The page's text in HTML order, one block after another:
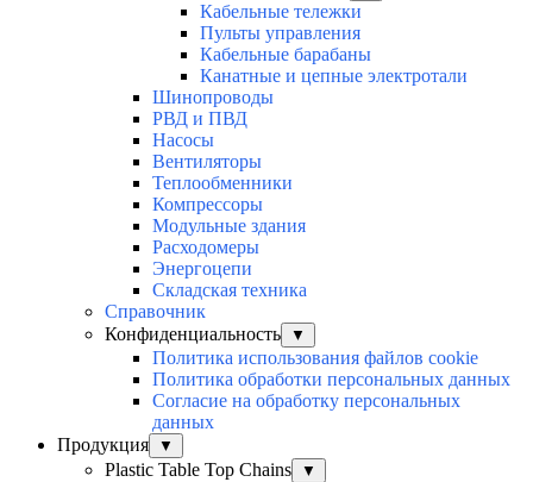
Кабельные тележки
Пульты управления
Кабельные барабаны
Канатные и цепные электротали
Шинопроводы
РВД и ПВД
Насосы
Вентиляторы
Теплообменники
Компрессоры
Модульные здания
Расходомеры
Энергоцепи
Складская техника
Справочник
Конфиденциальность
▼
Политика использования файлов cookie
Политика обработки персональных данных
Согласие на обработку персональных
данных
Продукция
▼
Plastic Table Top Chains ▼